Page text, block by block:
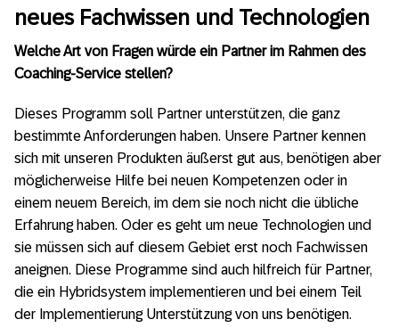
neues Fachwissen und Technologien
Welche Art von Fragen würde ein Partner im Rahmen des
Coaching-Service stellen?
Dieses Programm soll Partner unterstützen, die ganz
bestimmte Anforderungen haben. Unsere Partner kennen
sich mit unseren Produkten äußerst gut aus, benötigen aber
möglicherweise Hilfe bei neuen Kompetenzen oder in
einem neuem Bereich, im dem sie noch nicht die übliche
Erfahrung haben. Oder es geht um neue Technologien und
sie müssen sich auf diesem Gebiet erst noch Fachwissen
aneignen. Diese Programme sind auch hilfreich für Partner,
die ein Hybridsystem implementieren und bei einem Teil
der Implementierung Unterstützung von uns benötigen.